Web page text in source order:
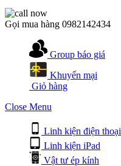
Gọi mua hàng 0982142434
Group báo giá
Khuyến mại
Giỏ hàng
Close Menu
Linh kiện điện thoại
Linh kiện iPad
Vật tư ép kính